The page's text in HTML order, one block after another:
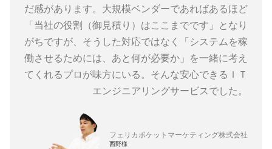
だ感があります。大規模ベンダーであればあるほど
「当社の役割（御見積り）はここまでです」となり
がちですが、そうした対応ではなく「システムを稼
働させるためには、あと何が必要か」を一緒に考え
てくれるプロが味方にいる。そんな安心できるＩＴ
エンジニアリングサービスでした。
フェリカポケットマーケティング株式会社
西野様